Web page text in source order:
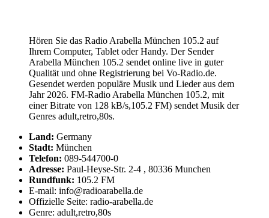
Hören Sie das Radio Arabella München 105.2 auf
Ihrem Computer, Tablet oder Handy. Der Sender
Arabella München 105.2 sendet online live in guter
Qualität und ohne Registrierung bei Vo-Radio.de.
Gesendet werden populäre Musik und Lieder aus dem
Jahr 2026. FM-Radio Arabella München 105.2, mit
einer Bitrate von 128 kB/s,105.2 FM) sendet Musik der
Genres adult,retro,80s.
Land: Germany
Stadt: München
Telefon: 089-544700-0
Adresse: Paul-Heyse-Str. 2-4 , 80336 Munchen
Rundfunk: 105.2 FM
E-mail: info@radioarabella.de
Offizielle Seite: radio-arabella.de
Genre: adult,retro,80s